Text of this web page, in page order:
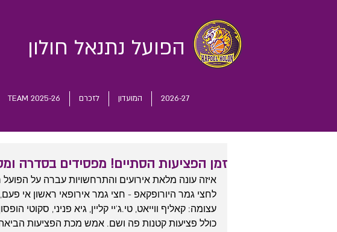
הפועל נתנאל חולון
2026-27 המועדון לזכרם TEAM 2025-26
זמן הפציעות הסתיים! מפסידים בסדרה
איזה עונה מלאת אירועים והתרחשויות עברה על
לחצי גמר היורופקאפ - חצי גמר אירופאי ראשון אי
עצומה: קאליף ווייאט, טי.ג'יי קליין, גיא פניני, סקוטי